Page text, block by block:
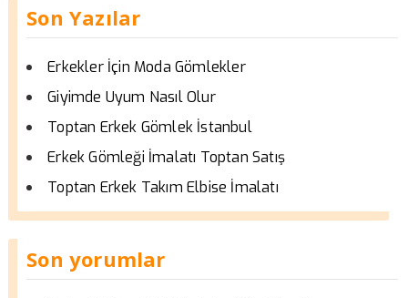
Son Yazılar
Erkekler İçin Moda Gömlekler
Giyimde Uyum Nasıl Olur
Toptan Erkek Gömlek İstanbul
Erkek Gömleği İmalatı Toptan Satış
Toptan Erkek Takım Elbise İmalatı
Son yorumlar